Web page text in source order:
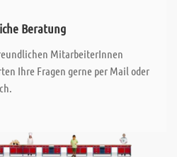
Beratung
MitarbeiterInnen
Ihre Fragen gerne per Mail oder